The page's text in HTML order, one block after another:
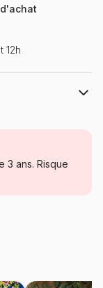
12h
et Nostalgie
61109
3 ans. Risque